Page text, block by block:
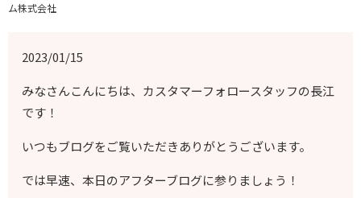
ム株式会社
2023/01/15
みなさんこんにちは、カスタマーフォロースタッフの長江
です！
いつもブログをご覧いただきありがとうございます。
では早速、本日のアフターブログに参りましょう！